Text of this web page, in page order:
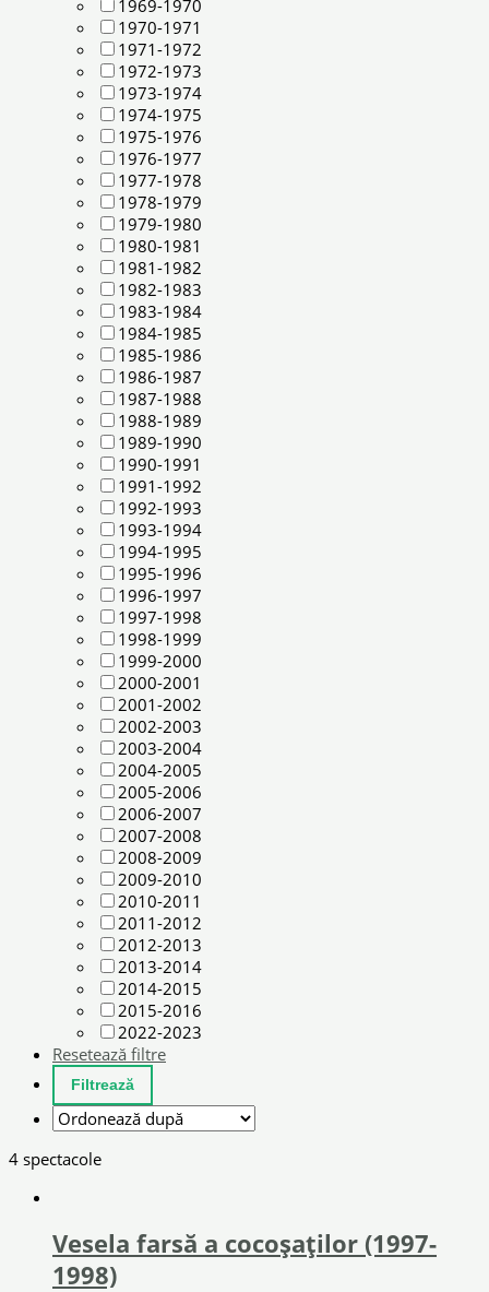
1969-1970
1970-1971
1971-1972
1972-1973
1973-1974
1974-1975
1975-1976
1976-1977
1977-1978
1978-1979
1979-1980
1980-1981
1981-1982
1982-1983
1983-1984
1984-1985
1985-1986
1986-1987
1987-1988
1988-1989
1989-1990
1990-1991
1991-1992
1992-1993
1993-1994
1994-1995
1995-1996
1996-1997
1997-1998
1998-1999
1999-2000
2000-2001
2001-2002
2002-2003
2003-2004
2004-2005
2005-2006
2006-2007
2007-2008
2008-2009
2009-2010
2010-2011
2011-2012
2012-2013
2013-2014
2014-2015
2015-2016
2022-2023
Resetează filtre
4 spectacole
Vesela farsă a cocoșaților (1997-
1998)